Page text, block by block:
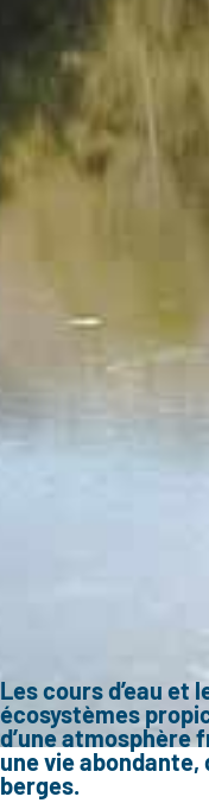
Les cours d’eau et
écosystèmes
d’une atmosphère
une vie abondante,
berges.